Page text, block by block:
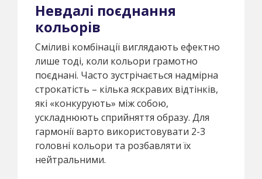
Невдалі поєднання
кольорів
Сміливі комбінації виглядають ефектно
лише тоді, коли кольори грамотно
поєднані. Часто зустрічається надмірна
строкатість – кілька яскравих відтінків,
які «конкурують» між собою,
ускладнюють сприйняття образу. Для
гармонії варто використовувати 2-3
головні кольори та розбавляти їх
нейтральними.